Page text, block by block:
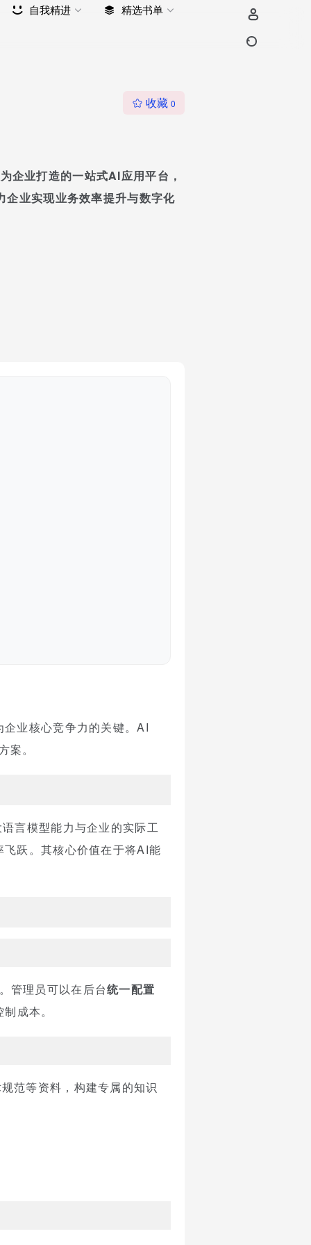
自我精进 精选书单
收藏 0
企业打造的一站式AI应用平台，
企业实现业务效率提升与数字化
业核心竞争力的关键。AI
。
言模型能力与企业的实际工
跃。其核心价值在于将AI能
管理员可以在后台统一配置
成本。
范等资料，构建专属的知识